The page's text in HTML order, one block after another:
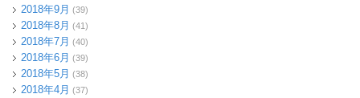
2018年9月 (39)
2018年8月 (41)
2018年7月 (40)
2018年6月 (39)
2018年5月 (38)
2018年4月 (37)